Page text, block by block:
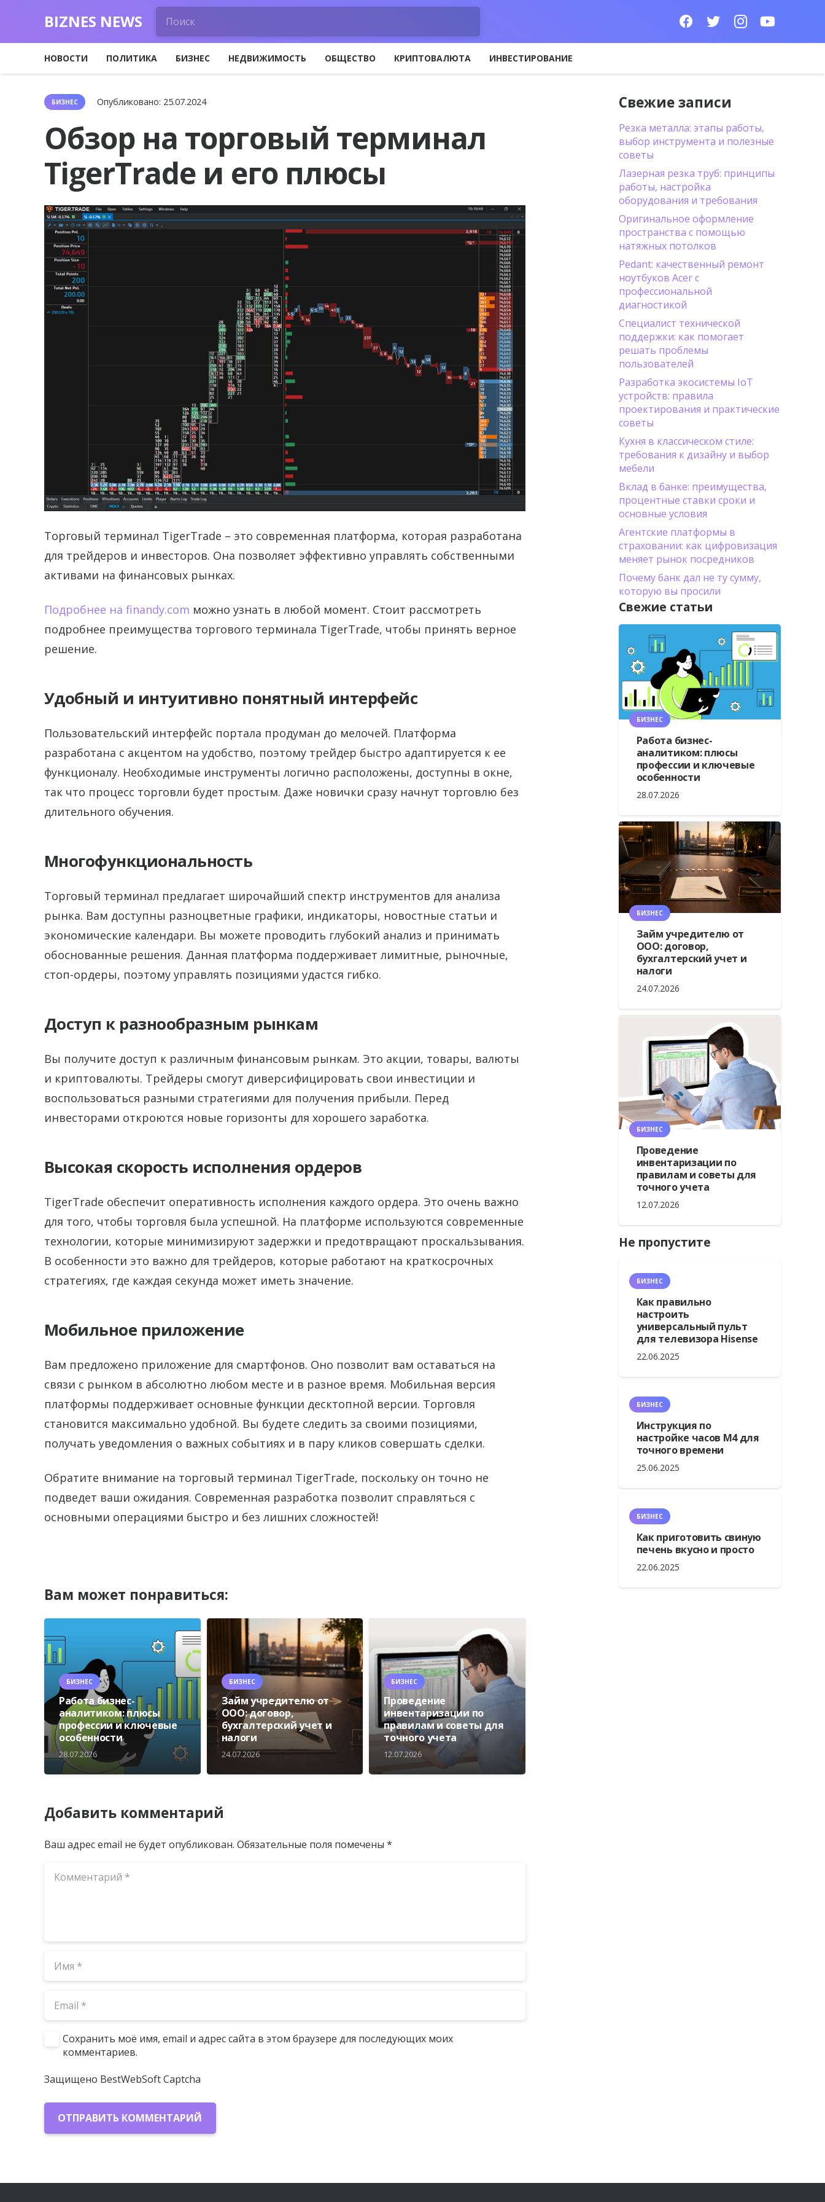
BIZNES NEWS
НОВОСТИ ПОЛИТИКА БИЗНЕС НЕДВИЖИМОСТЬ ОБЩЕСТВО КРИПТОВАЛЮТА ИНВЕСТИРОВАНИЕ
БИЗНЕС Опубликовано: 25.07.2024
Обзор на торговый терминал
TigerTrade и его плюсы
Торговый терминал TigerTrade – это современная платформа, которая разработана
для трейдеров и инвесторов. Она позволяет эффективно управлять собственными
активами на финансовых рынках.
Подробнее на finandy.com можно узнать в любой момент. Стоит рассмотреть
подробнее преимущества торгового терминала TigerTrade, чтобы принять верное
решение.
Удобный и интуитивно понятный интерфейс
Пользовательский интерфейс портала продуман до мелочей. Платформа
разработана с акцентом на удобство, поэтому трейдер быстро адаптируется к ее
функционалу. Необходимые инструменты логично расположены, доступны в окне,
так что процесс торговли будет простым. Даже новички сразу начнут торговлю без
длительного обучения.
Многофункциональность
Торговый терминал предлагает широчайший спектр инструментов для анализа
рынка. Вам доступны разноцветные графики, индикаторы, новостные статьи и
экономические календари. Вы можете проводить глубокий анализ и принимать
обоснованные решения. Данная платформа поддерживает лимитные, рыночные,
стоп-ордеры, поэтому управлять позициями удастся гибко.
Доступ к разнообразным рынкам
Вы получите доступ к различным финансовым рынкам. Это акции, товары, валюты
и криптовалюты. Трейдеры смогут диверсифицировать свои инвестиции и
воспользоваться разными стратегиями для получения прибыли. Перед
инвесторами откроются новые горизонты для хорошего заработка.
Высокая скорость исполнения ордеров
TigerTrade обеспечит оперативность исполнения каждого ордера. Это очень важно
для того, чтобы торговля была успешной. На платформе используются современные
технологии, которые минимизируют задержки и предотвращают проскальзывания.
В особенности это важно для трейдеров, которые работают на краткосрочных
стратегиях, где каждая секунда может иметь значение.
Мобильное приложение
Вам предложено приложение для смартфонов. Оно позволит вам оставаться на
связи с рынком в абсолютно любом месте и в разное время. Мобильная версия
платформы поддерживает основные функции десктопной версии. Торговля
становится максимально удобной. Вы будете следить за своими позициями,
получать уведомления о важных событиях и в пару кликов совершать сделки.
Обратите внимание на торговый терминал TigerTrade, поскольку он точно не
подведет ваши ожидания. Современная разработка позволит справляться с
основными операциями быстро и без лишних сложностей!
Вам может понравиться:
БИЗНЕС
Работа бизнес-
аналитиком: плюсы
профессии и ключевые
особенности
28.07.2026
БИЗНЕС
Займ учредителю от
ООО: договор,
бухгалтерский учет и
налоги
24.07.2026
БИЗНЕС
Проведение
инвентаризации по
правилам и советы для
точного учета
12.07.2026
Добавить комментарий
Ваш адрес email не будет опубликован. Обязательные поля помечены *
Сохранить моё имя, email и адрес сайта в этом браузере для последующих моих
комментариев.
Защищено BestWebSoft Captcha
ОТПРАВИТЬ КОММЕНТАРИЙ
Свежие записи
Резка металла: этапы работы,
выбор инструмента и полезные
советы
Лазерная резка труб: принципы
работы, настройка
оборудования и требования
Оригинальное оформление
пространства с помощью
натяжных потолков
Pedant: качественный ремонт
ноутбуков Acer с
профессиональной
диагностикой
Специалист технической
поддержки: как помогает
решать проблемы
пользователей
Разработка экосистемы IoT
устройств: правила
проектирования и практические
советы
Кухня в классическом стиле:
требования к дизайну и выбор
мебели
Вклад в банке: преимущества,
процентные ставки сроки и
основные условия
Агентские платформы в
страховании: как цифровизация
меняет рынок посредников
Почему банк дал не ту сумму,
которую вы просили
Свежие статьи
БИЗНЕС
Работа бизнес-
аналитиком: плюсы
профессии и ключевые
особенности
28.07.2026
БИЗНЕС
Займ учредителю от
ООО: договор,
бухгалтерский учет и
налоги
24.07.2026
БИЗНЕС
Проведение
инвентаризации по
правилам и советы для
точного учета
12.07.2026
Не пропустите
БИЗНЕС
Как правильно
настроить
универсальный пульт
для телевизора Hisense
22.06.2025
БИЗНЕС
Инструкция по
настройке часов М4 для
точного времени
25.06.2025
БИЗНЕС
Как приготовить свиную
печень вкусно и просто
22.06.2025